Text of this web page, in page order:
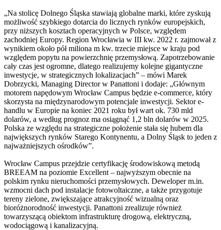
„Na stolicę Dolnego Śląska stawiają globalne marki, które zyskują
możliwość szybkiego dotarcia do licznych rynków europejskich,
przy niższych kosztach operacyjnych w Polsce, względem
zachodniej Europy. Region Wrocławia w III kw. 2022 r. zajmował z
wynikiem około pół miliona m kw. trzecie miejsce w kraju pod
względem popytu na powierzchnię przemysłową. Zapotrzebowanie
cały czas jest ogromne, dlatego realizujemy kolejne gigantyczne
inwestycje, w strategicznych lokalizacjach” – mówi Marek
Dobrzycki, Managing Director w Panattoni i dodaje: „Głównym
motorem napędowym Wrocław Campus będzie e-commerce, który
skorzysta na międzynarodowym potencjale inwestycji. Sektor e-
handlu w Europie na koniec 2021 roku był wart ok. 730 mld
dolarów, a według prognoz ma osiągnąć 1,2 bln dolarów w 2025.
Polska ze względu na strategiczne położenie stała się hubem dla
największych rynków Starego Kontynentu, a Dolny Śląsk to jeden z
najważniejszych ośrodków”.
Wrocław Campus przejdzie certyfikację środowiskową metodą
BREEAM na poziomie Excellent – najwyższym obecnie na
polskim rynku nieruchomości przemysłowych. Deweloper m.in.
wzmocni dach pod instalacje fotowoltaiczne, a także przygotuje
tereny zielone, zwiększające atrakcyjność wizualną oraz
bioróżnorodność inwestycji. Panattoni zrealizuje również
towarzyszącą obiektom infrastrukturę drogową, elektryczną,
wodociągową i kanalizacyjną.